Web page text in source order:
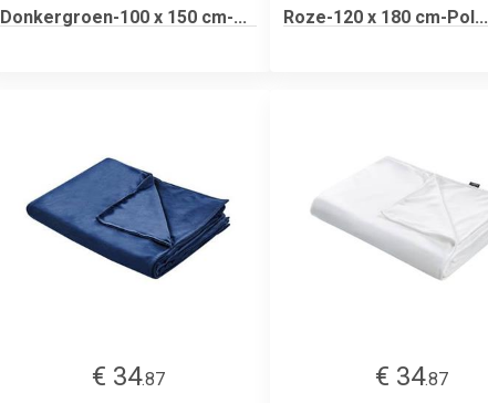
Donkergroen-100 x 150 cm-...
Roze-120 x 180 cm-Pol...
€ 34.87
€ 34.87